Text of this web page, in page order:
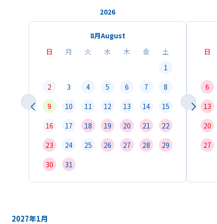
2026
8月August
日
月 火 水 木 金
土
1
2
3 4 5 6 7
8
9
10 11 12 13 14
15
16
17 18 19 20 21
22
23
24 25 26 27 28
29
30
31
日
6
13
20
27
2027年1月